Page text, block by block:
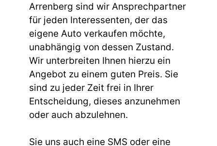
Arrenberg sind wir Ansprechpartner
für jeden Interessenten, der das
eigene Auto verkaufen möchte,
unabhängig von dessen Zustand.
Wir unterbreiten Ihnen hierzu ein
Angebot zu einem guten Preis. Sie
sind zu jeder Zeit frei in Ihrer
Entscheidung, dieses anzunehmen
oder auch abzulehnen.
Sie uns auch eine SMS oder eine